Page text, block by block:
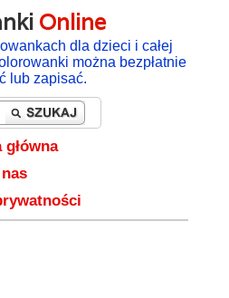
Online
dla dzieci i całej
można bezpłatnie
lub zapisać.
główna